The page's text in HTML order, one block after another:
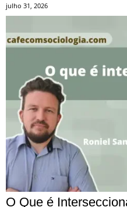
julho 31, 2026
O Que é